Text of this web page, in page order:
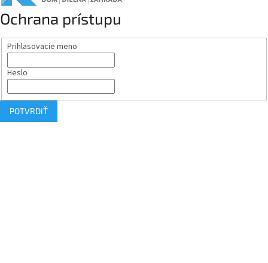
Ochrana prístupu
Prihlasovacie meno
Heslo
POTVRDIŤ